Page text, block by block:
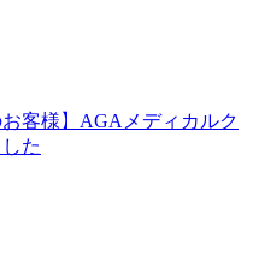
客様】AGAメディカルク
た